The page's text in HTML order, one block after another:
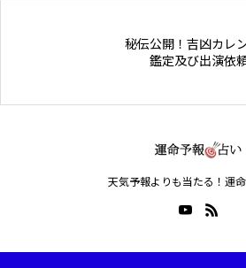
秘伝公開！吉凶カレ
鑑定及び出演依
天気予報よりも当たる！運